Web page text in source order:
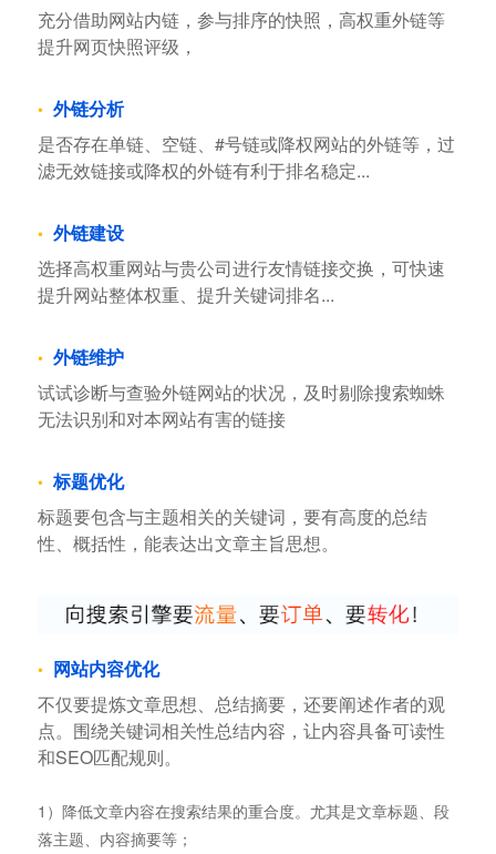
充分借助网站内链，参与排序的快照，高权重外链等
提升网页快照评级，
外链分析
是否存在单链、空链、#号链或降权网站的外链等，过
滤无效链接或降权的外链有利于排名稳定...
外链建设
选择高权重网站与贵公司进行友情链接交换，可快速
提升网站整体权重、提升关键词排名...
外链维护
试试诊断与查验外链网站的状况，及时剔除搜索蜘蛛
无法识别和对本网站有害的链接
标题优化
标题要包含与主题相关的关键词，要有高度的总结
性、概括性，能表达出文章主旨思想。
网站内容优化
不仅要提炼文章思想、总结摘要，还要阐述作者的观
点。围绕关键词相关性总结内容，让内容具备可读性
和SEO匹配规则。
1）降低文章内容在搜索结果的重合度。尤其是文章标题、段
落主题、内容摘要等；